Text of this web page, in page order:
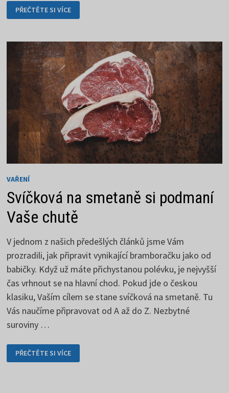
CHYTRÉ
KVĚTINÁČE
OSLOVUJÍ
PŘEČTĚTE SI VÍCE
VAŘENÍ
Svíčková na smetaně si podmaní
Vaše chutě
V jednom z našich předešlých článků jsme Vám
prozradili, jak připravit vynikající bramboračku jako od
babičky. Když už máte přichystanou polévku, je nejvyšší
čas vrhnout se na hlavní chod. Pokud jde o českou
klasiku, Vaším cílem se stane svíčková na smetaně. Tu
Vás naučíme připravovat od A až do Z. Nezbytné
suroviny …
SVÍČKOVÁ
NA
SMETANĚ
PŘEČTĚTE SI VÍCE